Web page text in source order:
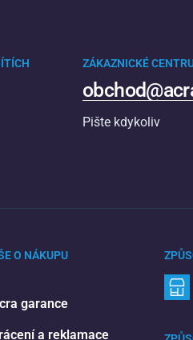
ZÁKAZNICKÉ
Pište kdykoliv
O NÁKUPU
garance
a reklamace